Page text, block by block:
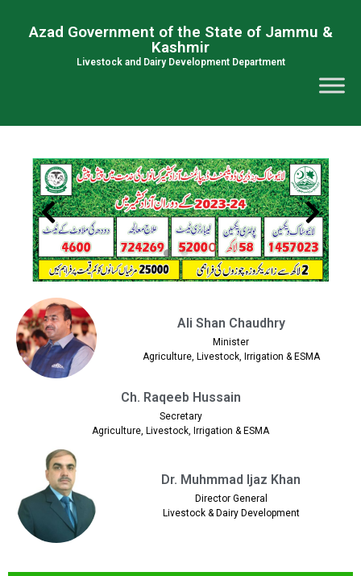
Azad Government of the State of Jammu &
Kashmir
Livestock and Dairy Development Department
Ali Shan Chaudhry
Minister
Agriculture, Livestock, Irrigation & ESMA
Ch. Raqeeb Hussain
Secretary
Agriculture, Livestock, Irrigation & ESMA
Dr. Muhmmad Ijaz Khan
Director General
Livestock & Dairy Development